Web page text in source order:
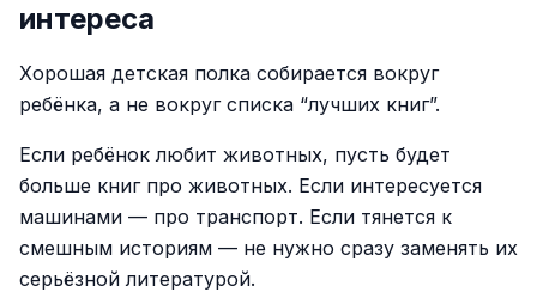
интереса
Хорошая детская полка собирается вокруг
ребёнка, а не вокруг списка “лучших книг”.
Если ребёнок любит животных, пусть будет
больше книг про животных. Если интересуется
машинами — про транспорт. Если тянется к
смешным историям — не нужно сразу заменять их
серьёзной литературой.